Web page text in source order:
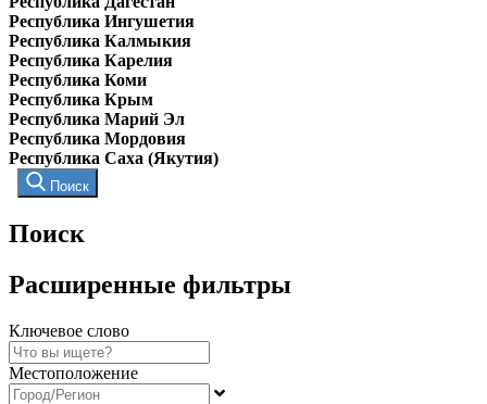
Республика Ингушетия
Республика Калмыкия
Республика Карелия
Республика Коми
Республика Крым
Республика Марий Эл
Республика Мордовия
Республика Саха (Якутия)
Поиск
Поиск
Расширенные фильтры
Ключевое слово
Местоположение